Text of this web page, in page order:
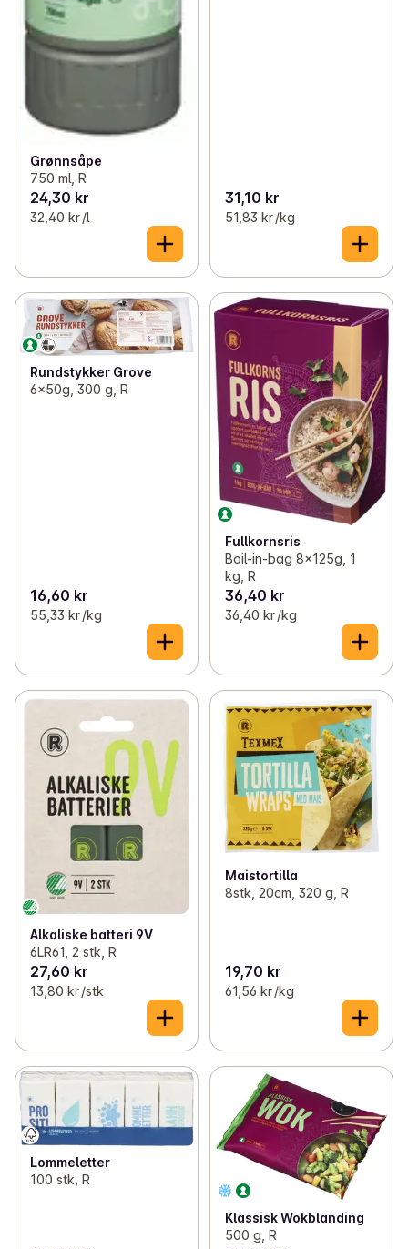
Grønnsåpe
750 ml, R
24,30 kr
32,40 kr /l
31,10 kr
51,83 kr /kg
Rundstykker Grove
6x50g, 300 g, R
16,60 kr
55,33 kr /kg
Fullkornsris
Boil-in-bag 8x125g, 1
kg, R
36,40 kr
36,40 kr /kg
Alkaliske batteri 9V
6LR61, 2 stk, R
27,60 kr
13,80 kr /stk
Maistortilla
8stk, 20cm, 320 g, R
19,70 kr
61,56 kr /kg
Lommeletter
100 stk, R
Klassisk Wokblanding
500 g, R